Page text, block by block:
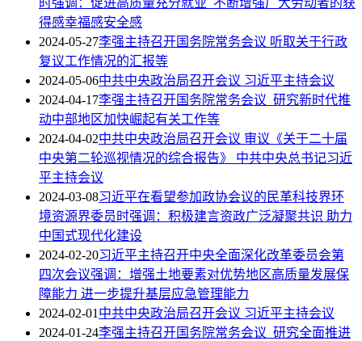
时强调：促进高质量充分就业 不断增强广大劳动者的获
得感幸福感安全感
2024-05-27李强主持召开国务院常务会议 听取关于行政
复议工作情况的汇报等
2024-05-06中共中央政治局召开会议 习近平主持会议
2024-04-17李强主持召开国务院常务会议 研究新时代推
动中部地区加快崛起有关工作等
2024-04-02中共中央政治局召开会议 审议《关于二十届
中央第二轮巡视情况的综合报告》 中共中央总书记习近
平主持会议
2024-03-08习近平在看望参加政协会议的民革科技界环
境资源界委员时强调：积极建言资政广泛凝聚共识 助力
中国式现代化建设
2024-02-20习近平主持召开中央全面深化改革委员会第
四次会议强调：增强土地要素对优势地区高质量发展保
障能力 进一步提升基层应急管理能力
2024-02-01中共中央政治局召开会议 习近平主持会议
2024-01-24李强主持召开国务院常务会议 研究全面推进